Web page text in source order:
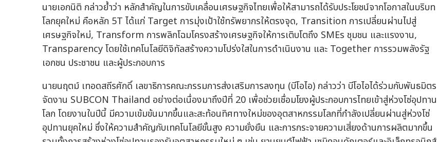
นายเอกนิติ กล่าวย้ำว่า หลักสำคัญในการขับเคลื่อนเศรษฐกิจไทยเพื่อให้สามารถได้รับประโยชน์จากโอกาสในบริบท
โลกยุคใหม่ คือหลัก 5T ได้แก่ Target การมุ่งเป้าใช้ทรัพยากรให้ตรงจุด, Transition การเปลี่ยนผ่านไปสู่
เศรษฐกิจใหม่, Transform การพลิกโฉมโครงสร้างเศรษฐกิจให้การเติบโตถึง SMEs ชุมชน และแรงงาน,
Transparency โดยใช้เทคโนโลยีดิจิทัลสร้างความโปร่งใสในการดำเนินงาน และ Together การรวมพลังรัฐ
เอกชน ประชาชน และผู้ประกอบการ
นายนฤตม์ เทอดสถีรศักดิ์ เลขาธิการคณะกรรมการส่งเสริมการลงทุน (บีโอไอ) กล่าวว่า บีโอไอได้ร่วมกับพันธมิตร
จัดงาน SUBCON Thailand อย่างต่อเนื่องมาถึงปีที่ 20 เพื่อช่วยเชื่อมโยงผู้ประกอบการไทยเข้าสู่ห่วงโซ่อุปทาน
โลก โดยงานในปีนี้ มีความเข้มข้นมากขึ้นและสะท้อนทิศทางใหม่ของอุตสาหกรรมโลกที่กำลังเปลี่ยนผ่านสู่ห่วงโซ่
อุปทานยุคใหม่ ซึ่งให้ความสำคัญกับเทคโนโลยีขั้นสูง ความยั่งยืน และการกระจายความเสี่ยงด้านการผลิตมากขึ้น